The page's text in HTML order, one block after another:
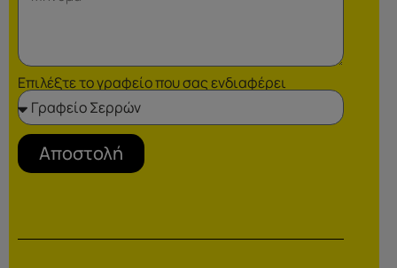
Επιλέξτε το γραφείο που σας ενδιαφέρει
Αποστολή